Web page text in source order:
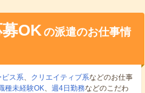
OKの派遣のお仕事情
ス系、 クリエイティブ系などのお仕事
種未経験OK、 週4日勤務などのこだわ